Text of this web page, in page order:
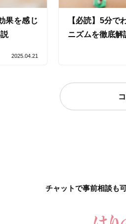
2 件
果を感じ
2025.04.21
【必読】5分で
ニズムを徹底解
チャットで事前相談も